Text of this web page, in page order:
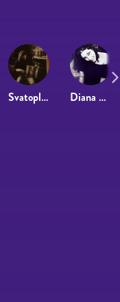
Svatopluk Kubala Diana Villoslada Sanchez